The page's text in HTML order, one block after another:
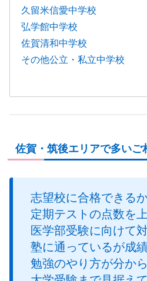
久留米信愛中学校
弘学館中学校
佐賀清和中学校
その他公立・私立中学校
佐賀・筑後エリアで多いご
志望校に合格できる
定期テストの点数を
医学部受験に向けて
塾に通っているが成
勉強のやり方が分か